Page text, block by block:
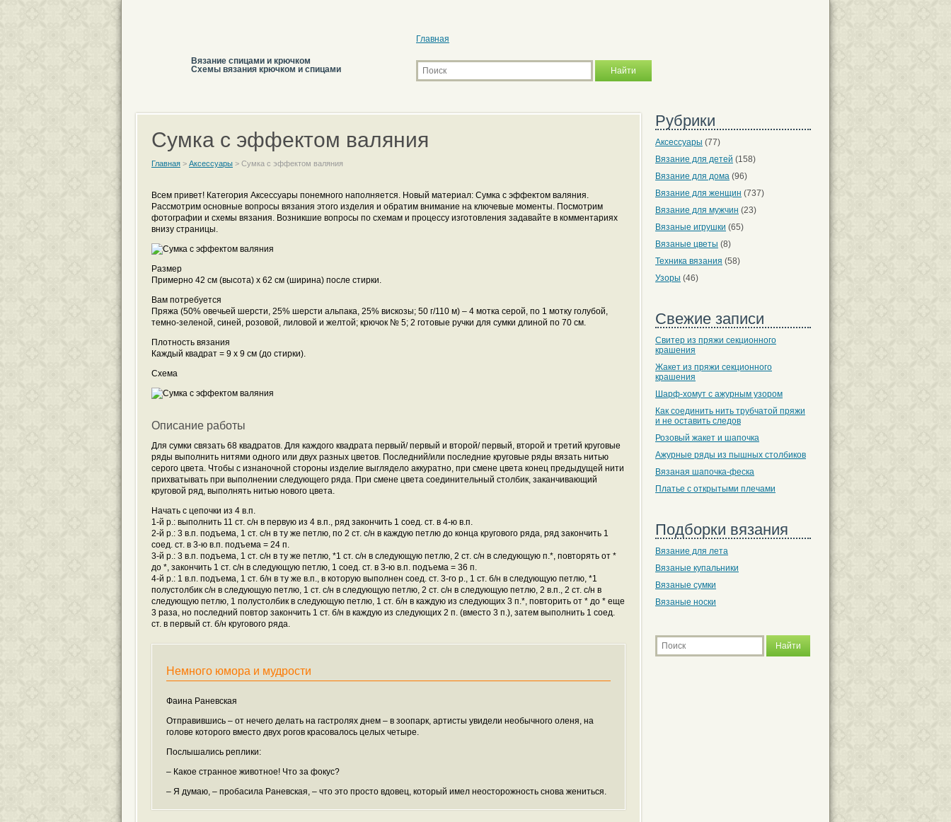
Вязание спицами и крючком
Схемы вязания крючком и спицами
Главная
Сумка с эффектом валяния
Главная > Аксессуары > Сумка с эффектом валяния
Всем привет! Категория Аксессуары понемного наполняется. Новый материал: Сумка с эффектом валяния.
Рассмотрим основные вопросы вязания этого изделия и обратим внимание на ключевые моменты. Посмотрим
фотографии и схемы вязания. Возникшие вопросы по схемам и процессу изготовления задавайте в комментариях
внизу страницы.
Размер
Примерно 42 см (высота) х 62 см (ширина) после стирки.
Вам потребуется
Пряжа (50% овечьей шерсти, 25% шерсти альпака, 25% вискозы; 50 г/110 м) – 4 мотка серой, по 1 мотку голубой,
темно-зеленой, синей, розовой, лиловой и желтой; крючок № 5; 2 готовые ручки для сумки длиной по 70 см.
Плотность вязания
Каждый квадрат = 9 х 9 см (до стирки).
Схема
Описание работы
Для сумки связать 68 квадратов. Для каждого квадрата первый/ первый и второй/ первый, второй и третий круговые
ряды выполнить нитями одного или двух разных цветов. Последний/или последние круговые ряды вязать нитью
серого цвета. Чтобы с изнаночной стороны изделие выглядело аккуратно, при смене цвета конец предыдущей нити
прихватывать при выполнении следующего ряда. При смене цвета соединительный столбик, заканчивающий
круговой ряд, выполнять нитью нового цвета.
Начать с цепочки из 4 в.п.
1-й р.: выполнить 11 ст. с/н в первую из 4 в.п., ряд закончить 1 соед. ст. в 4-ю в.п.
2-й р.: 3 в.п. подъема, 1 ст. с/н в ту же петлю, по 2 ст. с/н в каждую петлю до конца кругового ряда, ряд закончить 1
соед. ст. в 3-ю в.п. подъема = 24 п.
3-й р.: 3 в.п. подъема, 1 ст. с/н в ту же петлю, *1 ст. с/н в следующую петлю, 2 ст. с/н в следующую п.*, повторять от *
до *, закончить 1 ст. с/н в следующую петлю, 1 соед. ст. в 3-ю в.п. подъема = 36 п.
4-й р.: 1 в.п. подъема, 1 ст. б/н в ту же в.п., в которую выполнен соед. ст. 3-го р., 1 ст. б/н в следующую петлю, *1
полустолбик с/н в следующую петлю, 1 ст. с/н в следующую петлю, 2 ст. с/н в следующую петлю, 2 в.п., 2 ст. с/н в
следующую петлю, 1 полустолбик в следующую петлю, 1 ст. б/н в каждую из следующих 3 п.*, повторить от * до * еще
3 раза, но последний повтор закончить 1 ст. б/н в каждую из следующих 2 п. (вместо 3 п.), затем выполнить 1 соед.
ст. в первый ст. б/н кругового ряда.
Немного юмора и мудрости
Фаина Раневская
Отправившись – от нечего делать на гастролях днем – в зоопарк, артисты увидели необычного оленя, на
голове которого вместо двух рогов красовалось целых четыре.
Послышались реплики:
– Какое странное животное! Что за фокус?
– Я думаю, – пробасила Раневская, – что это просто вдовец, который имел неосторожность снова жениться.
Рубрики
Аксессуары (77)
Вязание для детей (158)
Вязание для дома (96)
Вязание для женщин (737)
Вязание для мужчин (23)
Вязаные игрушки (65)
Вязаные цветы (8)
Техника вязания (58)
Узоры (46)
Свежие записи
Свитер из пряжи секционного
крашения
Жакет из пряжи секционного
крашения
Шарф-хомут с ажурным узором
Как соединить нить трубчатой пряжи
и не оставить следов
Розовый жакет и шапочка
Ажурные ряды из пышных столбиков
Вязаная шапочка-феска
Платье с открытыми плечами
Подборки вязания
Вязание для лета
Вязаные купальники
Вязаные сумки
Вязаные носки